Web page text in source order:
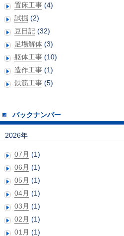
置床工事 (4)
試掘 (2)
豆日記 (32)
足場解体 (3)
躯体工事 (10)
造作工事 (1)
鉄筋工事 (5)
バックナンバー
2026年
07月 (1)
06月 (1)
05月 (1)
04月 (1)
03月 (1)
02月 (1)
01月 (1)